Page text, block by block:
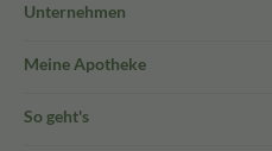
Unternehmen
Meine Apotheke
So geht's